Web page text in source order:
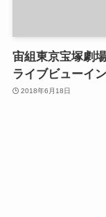
宙組東京宝塚劇
ライブビューイ
2018年6月18日